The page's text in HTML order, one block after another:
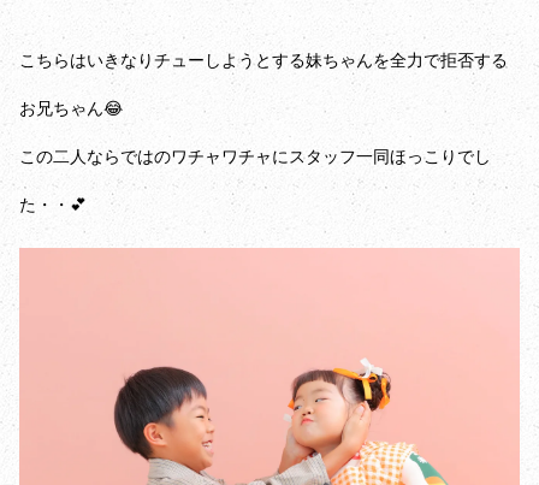
こちらはいきなりチューしようとする妹ちゃんを全力で拒否する
お兄ちゃん😂
この二人ならではのワチャワチャにスタッフ一同ほっこりでし
た・・💕